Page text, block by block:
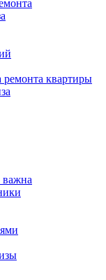
ремонта квартиры
важна